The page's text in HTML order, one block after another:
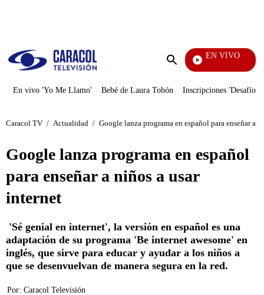
Enviar
EN VIVO
En vivo 'Yo Me Llamo' Bebé de Laura Tobón Inscripciones 'Desafío'
Caracol TV / Actualidad / Google lanza programa en español para enseñar a
Google lanza programa en español
para enseñar a niños a usar
internet
'Sé genial en internet', la versión en español es una
adaptación de su programa 'Be internet awesome' en
inglés, que sirve para educar y ayudar a los niños a
que se desenvuelvan de manera segura en la red.
Por: Caracol Televisión